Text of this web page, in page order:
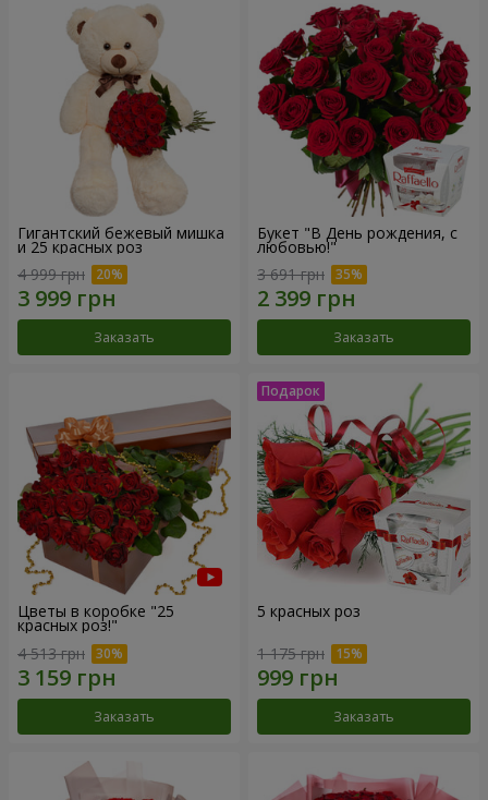
Гигантский бежевый мишка
и 25 красных роз
4 999 грн
Заказать
Букет "В День рождения, с
любовью!"
3 691 грн
Заказать
Цветы в коробке "25
красных роз!"
4 513 грн
Заказать
5 красных роз
1 175 грн
Заказать